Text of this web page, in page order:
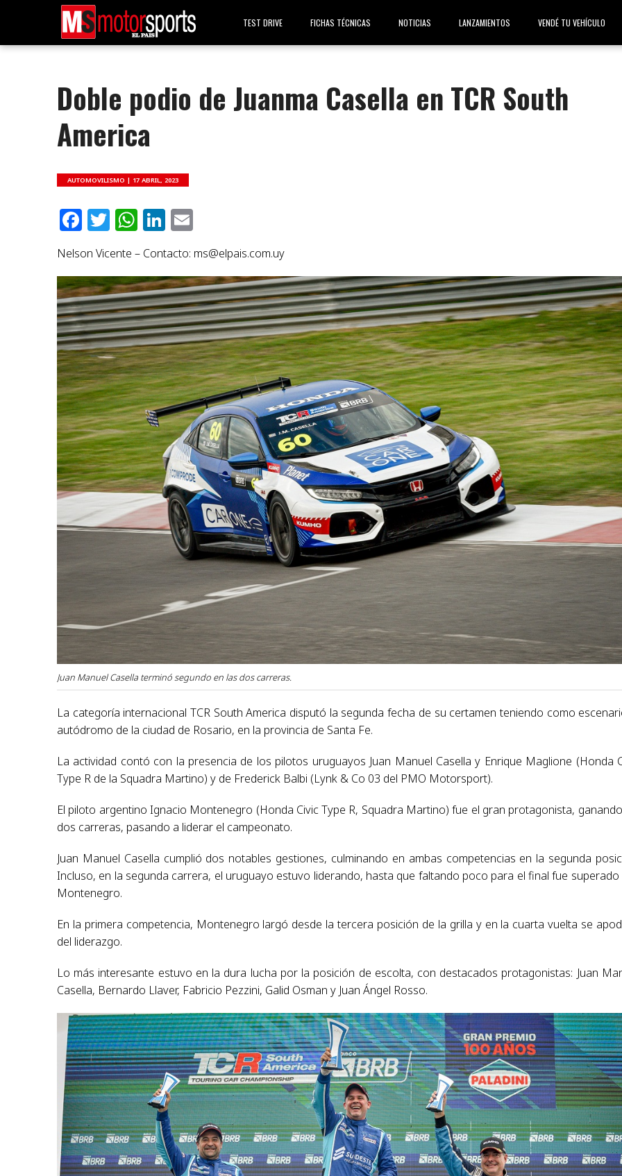
TEST DRIVE FICHAS TÉCNICAS NOTICIAS LANZAMIENTOS VENDÉ TU VEHÍCULO
Doble podio de Juanma Casella en TCR South
America
AUTOMOVILISMO | 17 ABRIL, 2023
Facebook
Twitter
WhatsApp
LinkedIn
Nelson Vicente – Contacto: ms@elpais.com.uy
Juan Manuel Casella terminó segundo en las dos carreras.
La categoría internacional TCR South America disputó la segunda fecha de su certamen teniendo como
autódromo de la ciudad de Rosario, en la provincia de Santa Fe.
La actividad contó con la presencia de los pilotos uruguayos Juan Manuel Casella y Enrique Maglione (Honda
Type R de la Squadra Martino) y de Frederick Balbi (Lynk & Co 03 del PMO Motorsport).
El piloto argentino Ignacio Montenegro (Honda Civic Type R, Squadra Martino) fue el gran protagonista,
dos carreras, pasando a liderar el campeonato.
Juan Manuel Casella cumplió dos notables gestiones, culminando en ambas competencias en la segunda
Incluso, en la segunda carrera, el uruguayo estuvo liderando, hasta que faltando poco para el final fue
Montenegro.
En la primera competencia, Montenegro largó desde la tercera posición de la grilla y en la cuarta vuelta se
del liderazgo.
Lo más interesante estuvo en la dura lucha por la posición de escolta, con destacados protagonistas: Juan
Casella, Bernardo Llaver, Fabricio Pezzini, Galid Osman y Juan Ángel Rosso.